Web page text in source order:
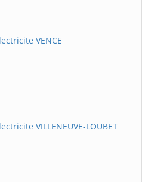
VENCE
VILLENEUVE-LOUBET